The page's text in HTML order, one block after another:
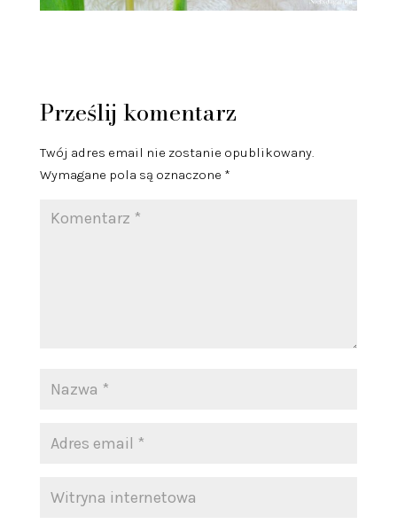
Prześlij komentarz
Twój adres email nie zostanie opublikowany.
Wymagane pola są oznaczone *